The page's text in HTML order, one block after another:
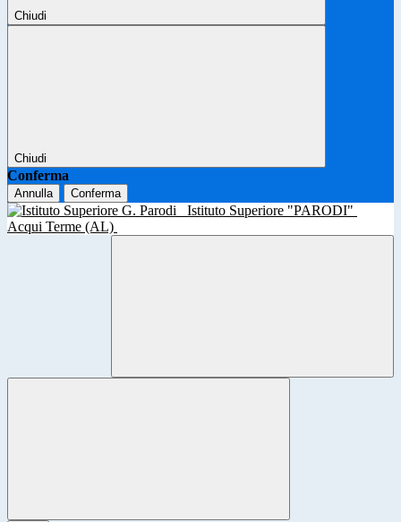
Chiudi
Chiudi
Conferma
Annulla Conferma
Istituto Superiore "PARODI"
Acqui Terme (AL)